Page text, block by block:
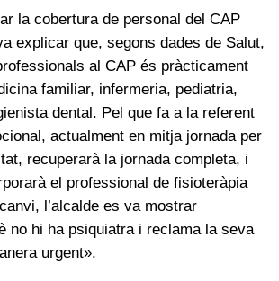
la cobertura de personal del CAP
explicar que, segons dades de Salut,
al CAP és pràcticament
familiar, infermeria, pediatria,
dental. Pel que fa a la referent
actualment en mitja jornada per
recuperarà la jornada completa, i
el professional de fisioteràpia
l’alcalde es va mostrar
no hi ha psiquiatra i reclama la seva
urgent».